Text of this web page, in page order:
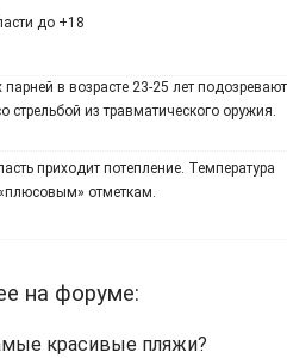
до +18
в возрасте 23-25 лет подозревают
стрельбой из травматического оружия.
приходит потепление. Температура
отметкам.
на форуме:
красивые пляжи?